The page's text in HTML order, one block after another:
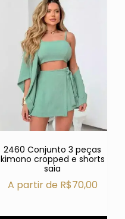
2460 Conjunto 3 peças
kimono cropped e shorts
saia
A partir de R$70,00